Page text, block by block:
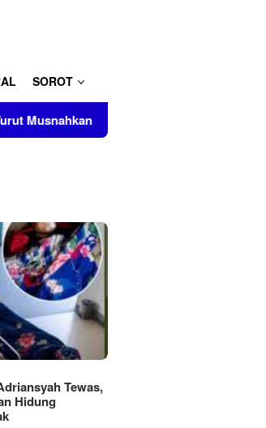
SOROT
Bukti Perkara Inkrah di Kantor Kejari
Tewas,
Hidung